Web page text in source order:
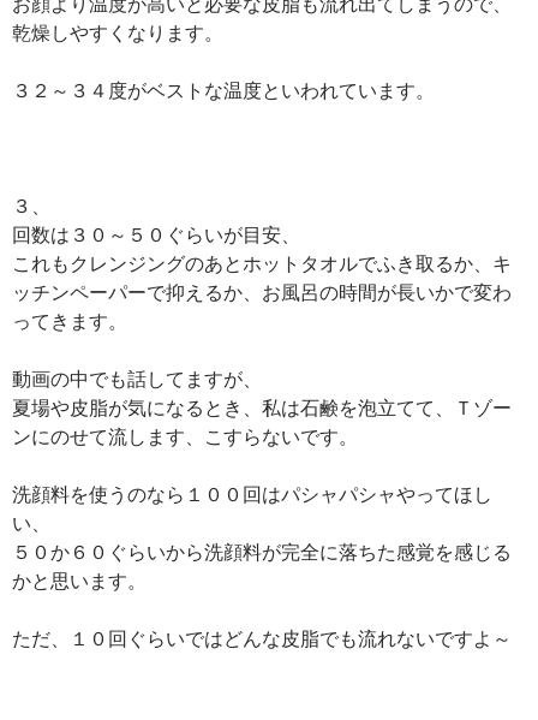
乾燥しやすくなります。
３２～３４度がベストな温度といわれています。
３、
回数は３０～５０ぐらいが目安、
これもクレンジングのあとホットタオルでふき取るか、キ
ッチンペーパーで抑えるか、お風呂の時間が長いかで変わ
ってきます。
動画の中でも話してますが、
夏場や皮脂が気になるとき、私は石鹸を泡立てて、Ｔゾー
ンにのせて流します、こすらないです。
洗顔料を使うのなら１００回はパシャパシャやってほし
い、
５０か６０ぐらいから洗顔料が完全に落ちた感覚を感じる
かと思います。
ただ、１０回ぐらいではどんな皮脂でも流れないですよ～